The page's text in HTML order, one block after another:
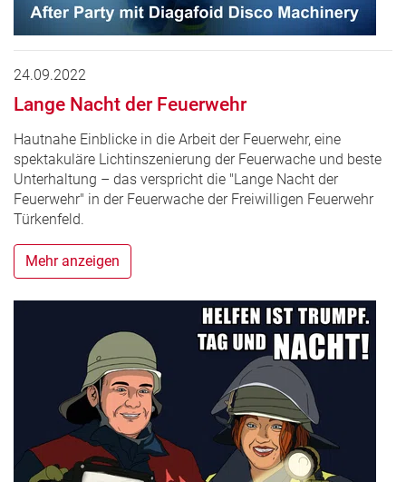
24.09.2022
Lange Nacht der Feuerwehr
Hautnahe Einblicke in die Arbeit der Feuerwehr, eine
spektakuläre Lichtinszenierung der Feuerwache und beste
Unterhaltung – das verspricht die "Lange Nacht der
Feuerwehr" in der Feuerwache der Freiwilligen Feuerwehr
Türkenfeld.
Mehr anzeigen